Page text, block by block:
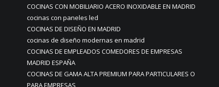
COCINAS CON MOBILIARIO ACERO INOXIDABLE EN MADRID
cocinas con paneles led
COCINAS DE DISEÑO EN MADRID
cocinas de diseño modernas en madrid
COCINAS DE EMPLEADOS COMEDORES DE EMPRESAS
MADRID ESPAÑA
COCINAS DE GAMA ALTA PREMIUM PARA PARTICULARES O
PARA EMPRESAS